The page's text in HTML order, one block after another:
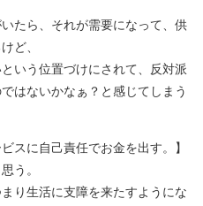
たら、それが需要になって、供
ど、
いう位置づけにされて、反対派
はないかなぁ？と感じてしまう
スに自己責任でお金を出す。】
う。
り生活に支障を来たすようにな